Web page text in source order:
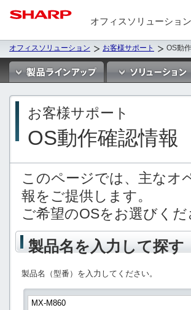
オフィスソリューション
オフィスソリューション お客様サポート OS動
お客様サポート
OS動作確認情報
このページでは、主なオ
報をご提供します。
ご希望のOSをお選びくだ
製品名を入力して探す
製品名（型番）を入力してください。